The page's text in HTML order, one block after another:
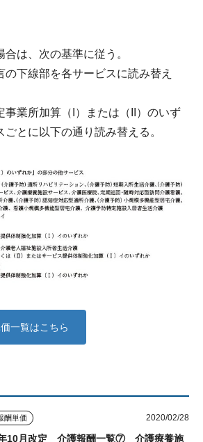
は、次の基準に従う。
の下線部を各サービスに読み替え
事業所加算（I）または（II）のいず
とに以下の通り読み替える。
一覧はこちら
酬単価 2020/02/28
10月改定 介護報酬一覧⑦ 介護療養施